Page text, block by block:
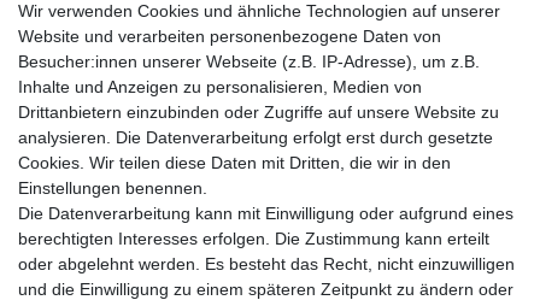
Kontakt
Retouren
Widerrufsrecht
Widerrufs­formular
Impressum
Daten­schutz­erklärung
AGB
Größentabelle
Kataloge
Barrierefreiheitserklärung
Sicherheitsinformationen
Wir verwenden Cookies und ähnliche Technologien auf unserer
Website und verarbeiten personenbezogene Daten von
Besucher:innen unserer Webseite (z.B. IP-Adresse), um z.B.
Inhalte und Anzeigen zu personalisieren, Medien von
Drittanbietern einzubinden oder Zugriffe auf unsere Website zu
analysieren. Die Datenverarbeitung erfolgt erst durch gesetzte
Cookies. Wir teilen diese Daten mit Dritten, die wir in den
Einstellungen benennen.
Die Datenverarbeitung kann mit Einwilligung oder aufgrund eines
berechtigten Interesses erfolgen. Die Zustimmung kann erteilt
oder abgelehnt werden. Es besteht das Recht, nicht einzuwilligen
und die Einwilligung zu einem späteren Zeitpunkt zu ändern oder